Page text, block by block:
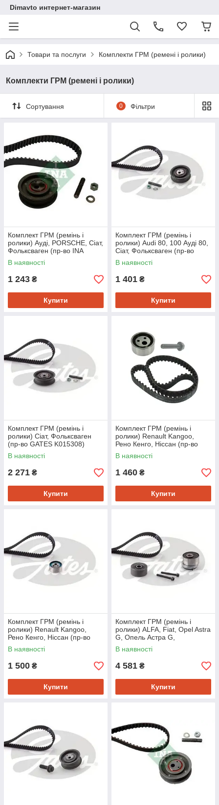
Dimavto интернет-магазин
Товари та послуги Комплекти ГРМ (ремені і ролики)
Комплекти ГРМ (ремені і ролики)
Сортування 0 Фільтри
Комплект ГРМ (ремінь і
ролики) Ауді, PORSCHE, Сіат,
Фольксваген (пр-во INA
530014910)
В наявності
1 243 ₴
Купити
Комплект ГРМ (ремінь і
ролики) Audi 80, 100 Ауді 80,
Сіат, Фольксваген (пр-во
GATES K015016)
В наявності
1 401 ₴
Купити
Комплект ГРМ (ремінь і
ролики) Сіат, Фольксваген
(пр-во GATES K015308)
В наявності
2 271 ₴
Купити
Комплект ГРМ (ремінь і
ролики) Renault Kangoo,
Рено Кенго, Ніссан (пр-во
SKF VKMA06010)
В наявності
1 460 ₴
Купити
Комплект ГРМ (ремінь і
ролики) Renault Kangoo,
Рено Кенго, Ніссан (пр-во
GATES K015454XS)
В наявності
1 500 ₴
Купити
Комплект ГРМ (ремінь і
ролики) ALFA, Fiat, Opel Astra
G, Опель Астра G,
CHEVROLET (пр-во GATES
K015603XS)
В наявності
4 581 ₴
Купити